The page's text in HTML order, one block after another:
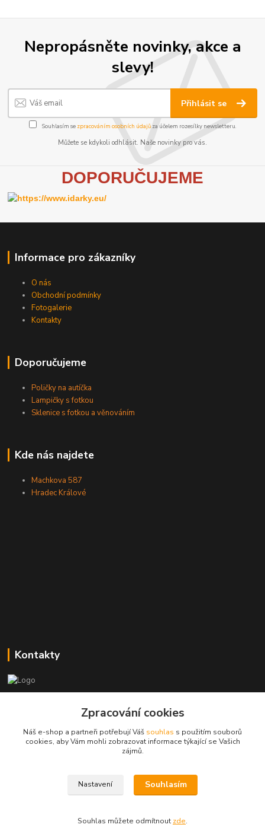
Nepropásněte novinky, akce a
slevy!
Přihlásit se
Souhlasím se zpracováním osobních údajůza účelem rozesílky newsletteru.
Můžete se kdykoli odhlásit. Naše novinky pro vás.
DOPORUČUJEME
Informace pro zákazníky
O nás
Obchodní podmínky
Fotogalerie
Kontakty
Doporučujeme
Poličky na autíčka
Lampičky s fotkou
Sklenice s fotkou a věnováním
Kde nás najdete
Machkova 587
Hradec Králové
Kontakty
+420773237626
popisekhk@gmail.com
Zpracování cookies
Náš e-shop a partneři potřebují Váš souhlas s použitím souborů
cookies, aby Vám mohli zobrazovat informace týkající se Vašich
zájmů.
Nastavení Souhlasím
Souhlas můžete odmítnout zde.